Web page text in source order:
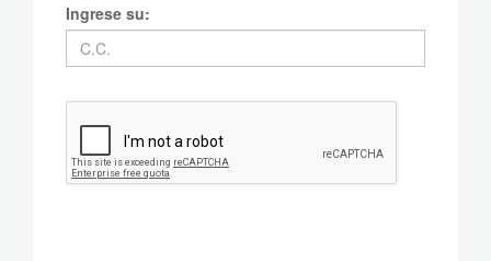
Ingrese su: